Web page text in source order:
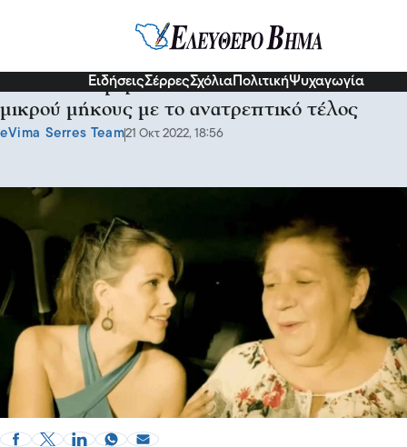
ΕιδήσειςΣέρρεςΣχόλια ΠολιτικήΨυχαγωγία
Το Αλτσχάιμερ «Σε 10 λεπτά»: Η ταινία
μικρού μήκους με το ανατρεπτικό τέλος
eVima Serres Team21 Οκτ 2022, 18:56